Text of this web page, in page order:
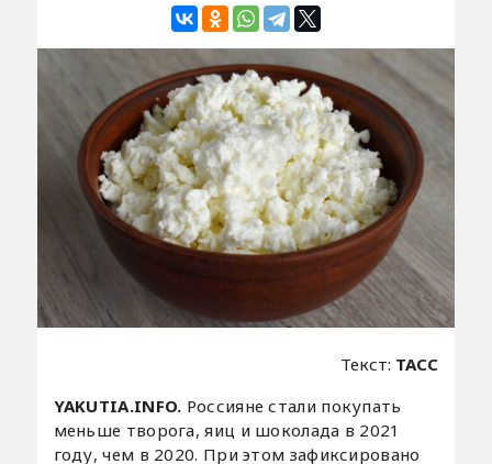
Текст: ТАСС
YAKUTIA.INFO. Россияне стали покупать
меньше творога, яиц и шоколада в 2021
году, чем в 2020. При этом зафиксировано